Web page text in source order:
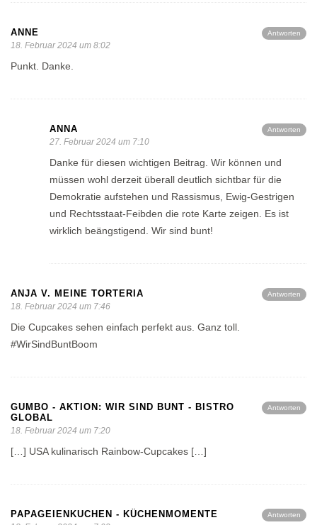
Antworten
ANNE
18. Februar 2024 um 8:02
Punkt. Danke.
Antworten
ANNA
27. Februar 2024 um 7:10
Danke für diesen wichtigen Beitrag. Wir können und
müssen wohl derzeit überall deutlich sichtbar für die
Demokratie aufstehen und Rassismus, Ewig-Gestrigen
und Rechtsstaat-Feibden die rote Karte zeigen. Es ist
wirklich beängstigend. Wir sind bunt!
Antworten
ANJA V. MEINE TORTERIA
18. Februar 2024 um 7:46
Die Cupcakes sehen einfach perfekt aus. Ganz toll.
#WirSindBuntBoom
Antworten
GUMBO - AKTION: WIR SIND BUNT - BISTRO
GLOBAL
18. Februar 2024 um 7:20
[…] USA kulinarisch Rainbow-Cupcakes […]
Antworten
PAPAGEIENKUCHEN - KÜCHENMOMENTE